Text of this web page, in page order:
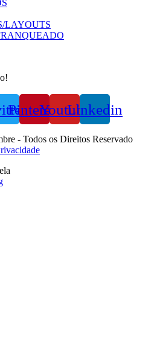
LAYOUTS
PinterestYoutubeLinkedin
- Todos os Direitos Reservado